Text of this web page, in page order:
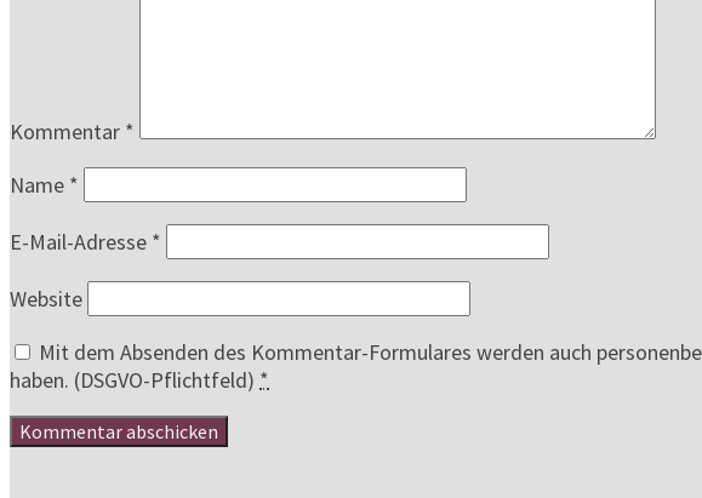
Kommentar *
Name *
E-Mail-Adresse *
Website
Mit dem Absenden des Kommentar-Formulares werden auch
haben. (DSGVO-Pflichtfeld) *